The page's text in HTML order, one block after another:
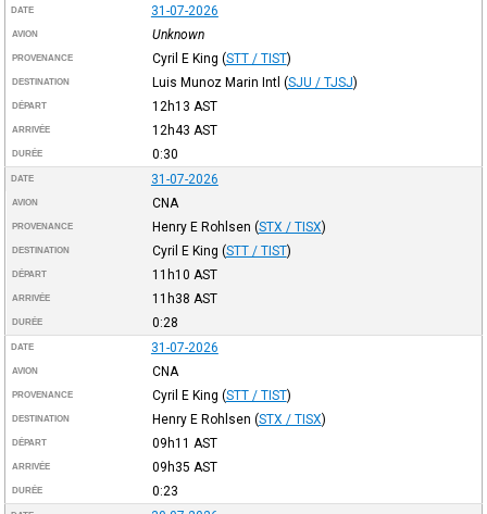
DATE 31-07-2026
AVION Unknown
PROVENANCE Cyril E King (STT / TIST)
DESTINATION Luis Munoz Marin Intl (SJU / TJSJ)
DÉPART 12h13 AST
ARRIVÉE 12h43 AST
DURÉE 0:30
DATE 31-07-2026
AVION CNA
PROVENANCE Henry E Rohlsen (STX / TISX)
DESTINATION Cyril E King (STT / TIST)
DÉPART 11h10 AST
ARRIVÉE 11h38 AST
DURÉE 0:28
DATE 31-07-2026
AVION CNA
PROVENANCE Cyril E King (STT / TIST)
DESTINATION Henry E Rohlsen (STX / TISX)
DÉPART 09h11 AST
ARRIVÉE 09h35 AST
DURÉE 0:23